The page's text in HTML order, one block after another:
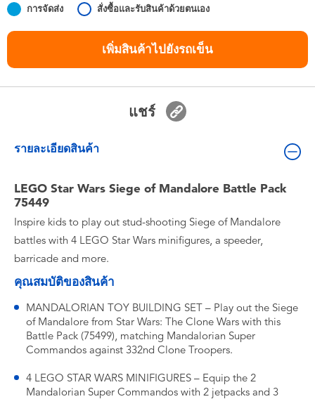
Nintendo Switch
ตัวละครเพี่อการสะสม
การจัดส่ง สั่งซื้อและรับสินค้าด้วยตนเอง
เพิ่มสินค้าไปยังรถเข็น
แชร์
รายละเอียดสินค้า
LEGO Star Wars Siege of Mandalore Battle Pack
75449
Inspire kids to play out stud-shooting Siege of Mandalore
battles with 4 LEGO Star Wars minifigures, a speeder,
barricade and more.
คุณสมบัติของสินค้า
MANDALORIAN TOY BUILDING SET – Play out the Siege
of Mandalore from Star Wars: The Clone Wars with this
Battle Pack (75499), matching Mandalorian Super
Commandos against 332nd Clone Troopers.
4 LEGO STAR WARS MINIFIGURES – Equip the 2
Mandalorian Super Commandos with 2 jetpacks and 3